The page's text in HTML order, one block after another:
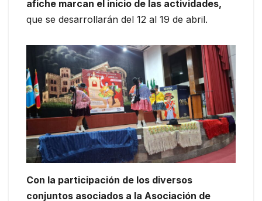
afiche marcan el inicio de las actividades,
que se desarrollarán del 12 al 19 de abril.
Con la participación de los diversos
conjuntos asociados a la Asociación de